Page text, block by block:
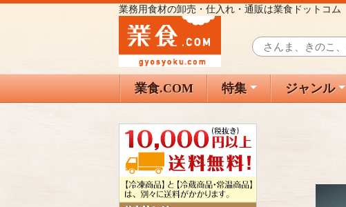
業務用食材の卸売・仕入れ・通販は業食ドットコム
業食.COM 特集 ジャンル